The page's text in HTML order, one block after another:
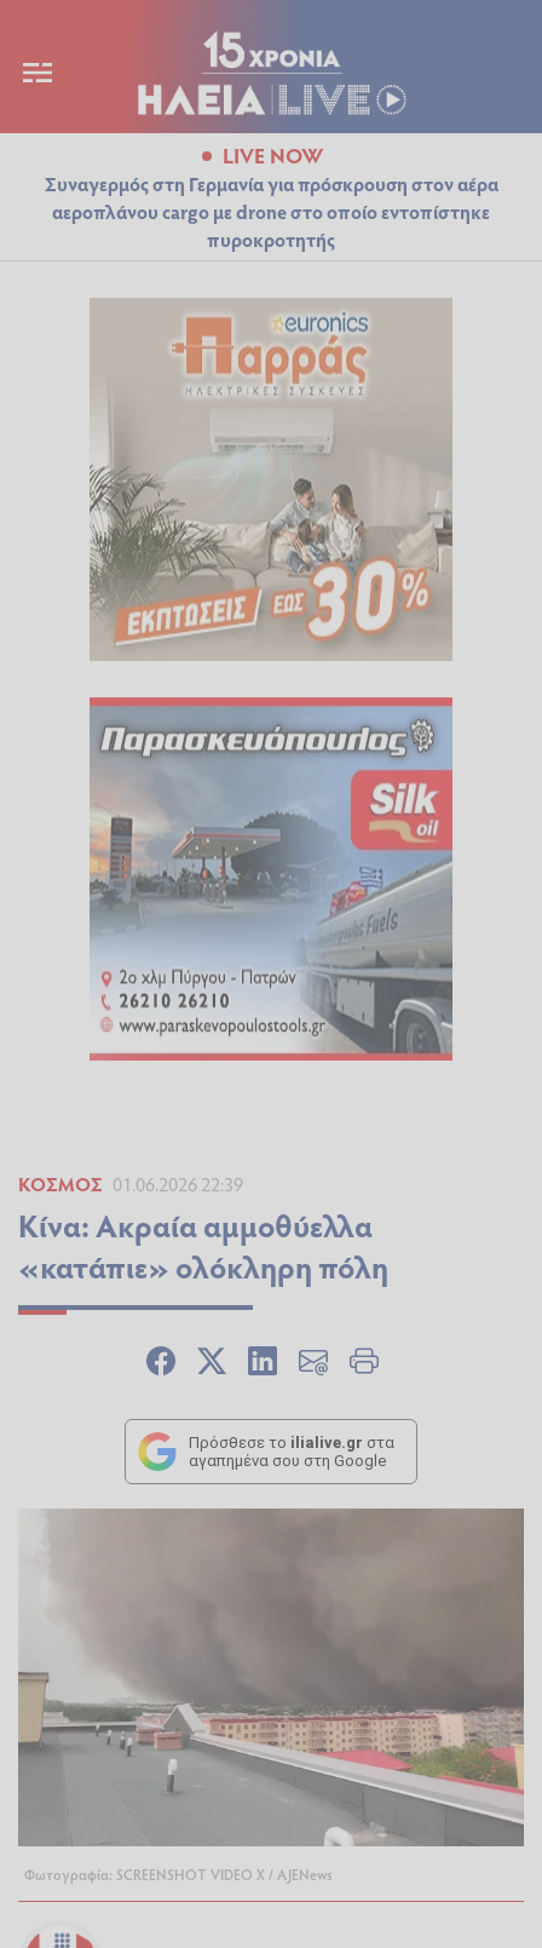
LIVE NOW
Συναγερμός στη Γερμανία για πρόσκρουση στον αέρα
αεροπλάνου cargo με drone στο οποίο εντοπίστηκε
πυροκροτητής
ΚΌΣΜΟΣ 01.06.2026 22:39
Κίνα: Ακραία αμμοθύελλα
«κατάπιε» ολόκληρη πόλη
Πρόσθεσε το ilialive.gr στα
αγαπημένα σου στη Google
Φωτογραφία: SCREENSHOT VIDEO X / AJENews